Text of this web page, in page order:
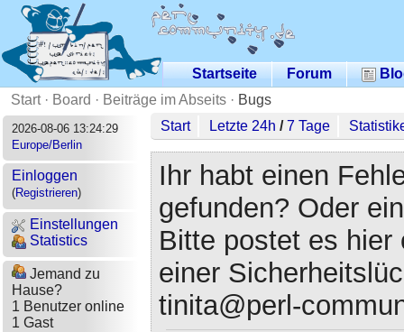
Startseite Forum
Start· Board · Beiträge im Abseits · Bugs
2026-08-06 13:24:29
Europe/Berlin
Einloggen
(Registrieren)
Einstellungen
Statistics
Jemand zu
Hause?
1 Benutzer online
1 Gast
Start Letzte 24h /7 Tage
Ihr habt einen
gefunden? Oder
Bitte postet es
einer
tinita@perl-